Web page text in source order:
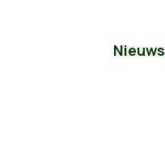
Nieuws